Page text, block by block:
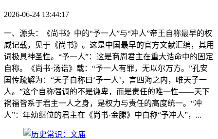
2026-06-24 13:44:17
一、源头：《尚书》中的“予一人”与“冲人”帝王自称最早的权
威记载，见于《尚书》。这是中国最早的官方文献汇编，其用
词极具神圣性。“予一人”：这是商周君主在重大诰命中的固定
自称。《尚书·汤诰》载：“予一人有罪，无以尔万方。”孔安
国传疏解为：“天子自称曰‘予一人’，言四海之内，唯天子一
人。”这个自称强调的不是谦卑，而是责任的唯一性——天下
祸福皆系于君主一人之身，是权力与责任的高度统一。“冲
人”：年幼继位的君主在《尚书·金縢》中自称“予冲人”，...